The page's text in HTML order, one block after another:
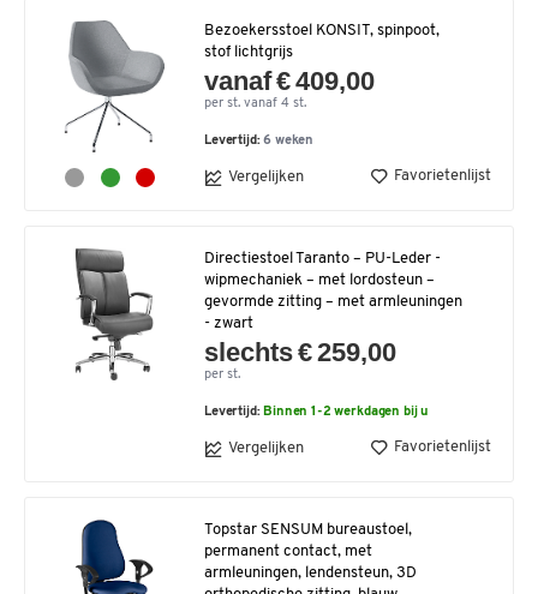
Bezoekersstoel KONSIT, spinpoot,
stof lichtgrijs
vanaf € 409,00
per st. vanaf 4 st.
Levertijd:6 weken
Vergelijken Favorietenlijst
Directiestoel Taranto – PU-Leder -
wipmechaniek – met lordosteun –
gevormde zitting – met armleuningen
- zwart
slechts € 259,00
per st.
Levertijd: Binnen 1-2 werkdagen bij u
Vergelijken Favorietenlijst
Topstar SENSUM bureaustoel,
permanent contact, met
armleuningen, lendensteun, 3D